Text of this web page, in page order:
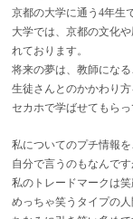
京都の大学に通う4年生
大学では、京都の文化
れております。
将来の夢は、教師になる
生徒さんとのかかわり方
セカホで学ばせてもらっ
私についてのプチ情報を
自分で言うのもなんです
私のトレードマークは笑
めっちゃ笑うタイプの